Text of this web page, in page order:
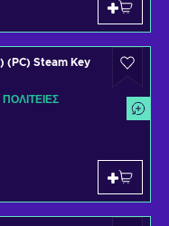
(PC) Steam Key